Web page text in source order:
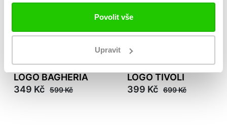
Povolit vše
Upravit
LOGO BAGHERIA
349 Kč 599 Kč
LOGO TIVOLI
399 Kč 699 Kč